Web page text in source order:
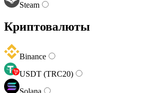
Steam
Криптовалюты
Binance
USDT (TRC20)